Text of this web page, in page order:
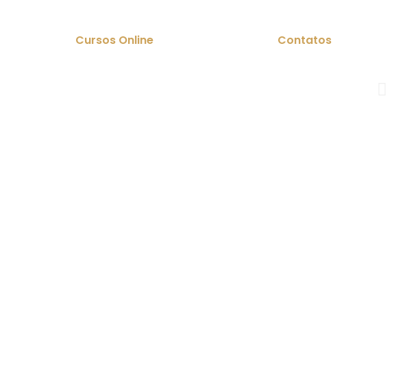
Cursos Online Contatos